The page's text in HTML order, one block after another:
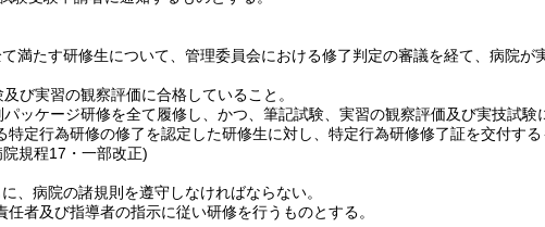
満たす研修生について、管理委員会における修了判定の審議を経て、病院が
び実習の観察評価に合格していること。
ッケージ研修を全て履修し、かつ、筆記試験、実習の観察評価及び実技試験
定行為研修の修了を認定した研修生に対し、特定行為研修修了証を交付する
規程17・一部改正)
、病院の諸規則を遵守しなければならない。
者及び指導者の指示に従い研修を行うものとする。